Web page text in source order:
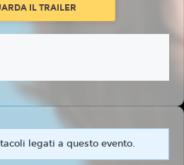
IL TRAILER
legati a questo evento.